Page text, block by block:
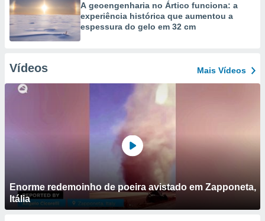
A geoengenharia no Ártico funciona: a
experiência histórica que aumentou a
espessura do gelo em 32 cm
Vídeos Mais Vídeos
Enorme redemoinho de poeira avistado em Zapponeta,
Itália